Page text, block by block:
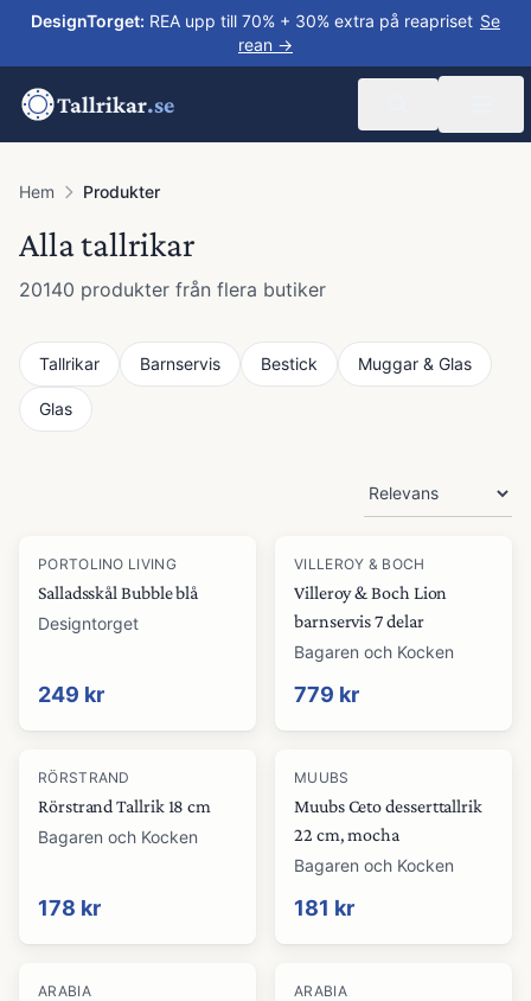
DesignTorget: REA upp till 70% + 30% extra på reapriset Se
rean →
Tallrikar.se
Hem Produkter
Alla tallrikar
20140 produkter från flera butiker
Tallrikar Barnservis Bestick Muggar & Glas
Glas
PORTOLINO LIVING
Salladsskål Bubble blå
Designtorget
249 kr
VILLEROY & BOCH
Villeroy & Boch Lion
barnservis 7 delar
Bagaren och Kocken
779 kr
RÖRSTRAND
Rörstrand Tallrik 18 cm
Bagaren och Kocken
178 kr
MUUBS
Muubs Ceto desserttallrik
22 cm, mocha
Bagaren och Kocken
181 kr
ARABIA ARABIA